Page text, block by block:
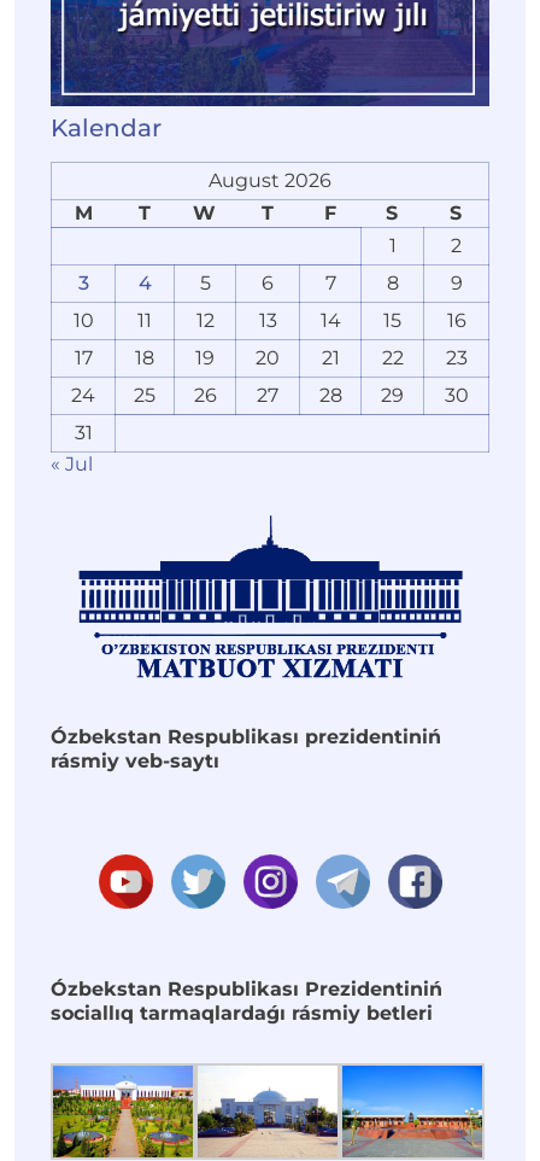
Kalendar
August 2026
M
T W T F S
S
1
2
3
4 5 6 7 8
9
10
11 12 13 14 15
16
17
18 19 20 21 22
23
24
25 26 27 28 29
30
31
« Jul
Ózbekstan Respublikası prezidentiniń
rásmiy veb-saytı
Ózbekstan Respublikası Prezidentiniń
sociallıq tarmaqlardaǵı rásmiy betleri